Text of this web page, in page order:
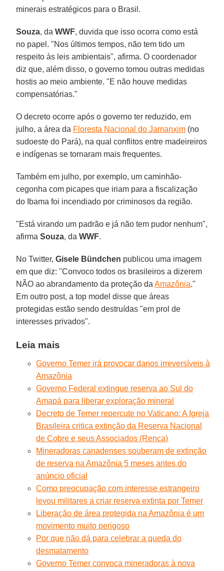
minerais estratégicos para o Brasil.
Souza, daWWF, duvida que isso ocorra como está
no papel. "Nos últimos tempos, não tem tido um
respeito às leis ambientais", afirma. O coordenador
diz que, além disso, o governo tomou outras medidas
hostis ao meio ambiente. "E não houve medidas
compensatórias."
O decreto ocorre após o governo ter reduzido, em
julho, a área da Floresta Nacional do Jamanxim (no
sudoeste do Pará), na qual conflitos entre madeireiros
e indígenas se tornaram mais frequentes.
Também em julho, por exemplo, um caminhão-
cegonha com picapes que iriam para a fiscalização
do Ibama foi incendiado por criminosos da região.
"Está virando um padrão e já não tem pudor nenhum",
afirmaSouza, daWWF.
No Twitter,Gisele Bündchen publicou uma imagem
em que diz: "Convoco todos os brasileiros a dizerem
NÃO ao abrandamento da proteção daAmazônia."
Em outro post, a top model disse que áreas
protegidas estão sendo destruídas "em prol de
interesses privados".
Leia mais
Governo Temer irá provocar danos irreversíveis à
Amazônia
Governo Federal extingue reserva ao Sul do
Amapá para liberar exploração mineral
Decreto de Temer repercute no Vaticano: A Igreja
Brasileira critica extinção da Reserva Nacional
de Cobre e seus Associados (Renca)
Mineradoras canadenses souberam de extinção
de reserva na Amazônia 5 meses antes do
anúncio oficial
Como preocupação com interesse estrangeiro
levou militares a criar reserva extinta por Temer
Liberação de área protegida na Amazônia é um
movimento muito perigoso
Por que não dá para celebrar a queda do
desmatamento
Governo Temer convoca mineradoras à nova